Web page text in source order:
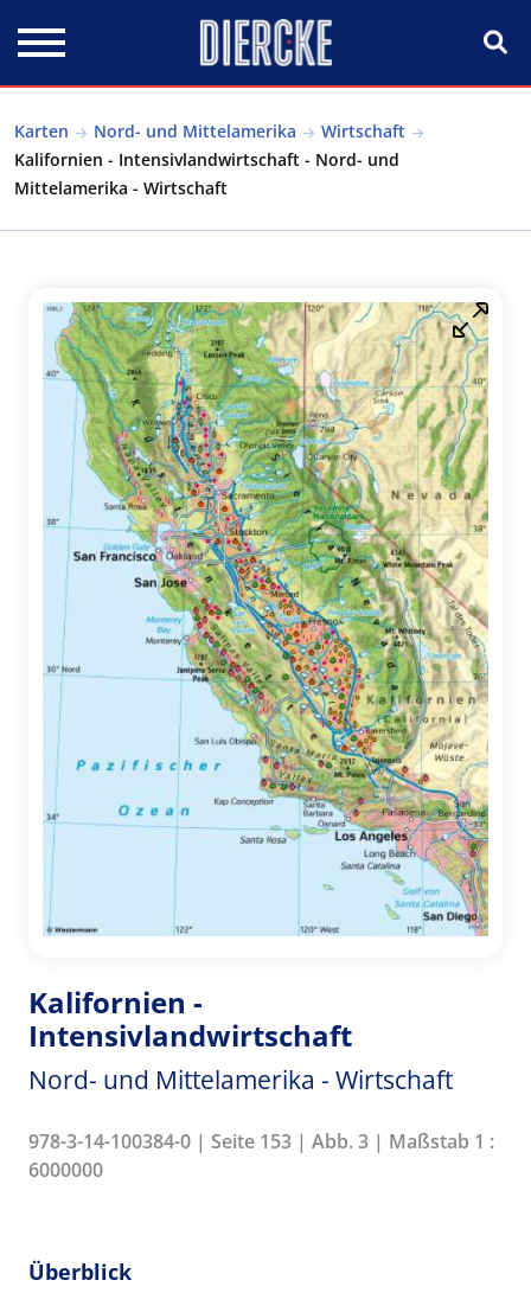
Karten Nord- und Mittelamerika
Wirtschaft
Kalifornien - Intensivlandwirtschaft - Nord- und
Mittelamerika - Wirtschaft
Kalifornien -
Intensivlandwirtschaft
Nord- und Mittelamerika - Wirtschaft
978-3-14-100384-0 | Seite 153 | Abb. 3 | Maßstab 1 :
6000000
Überblick